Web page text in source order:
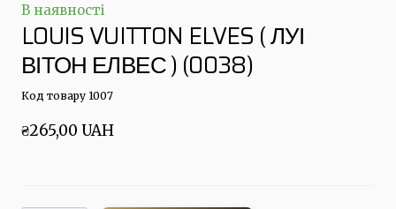
В наявності
LOUIS VUITTON ELVES ( ЛУІ
ВІТОН ЕЛВЕС ) (0038)
Код товару 1007
₴265,00 UAH